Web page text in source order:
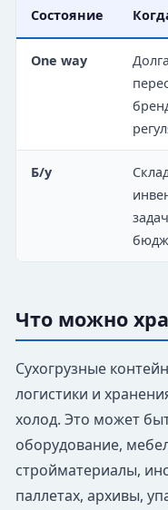
Состояние
One way
Б/у
Что можно
Сухогрузные
логистики и
холод. Это может
оборудование,
стройматериалы,
паллетах, архивы,